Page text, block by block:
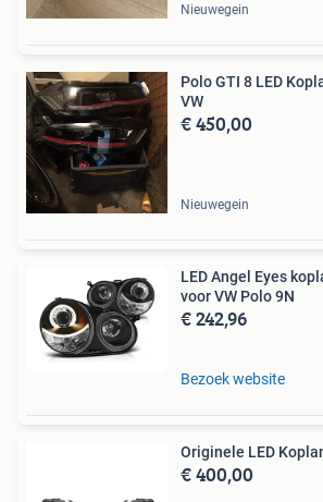
Nieuwegein
Polo GTI 8 LED
VW
€ 450,00
Nieuwegein
LED Angel Eyes
voor VW Polo 9N
€ 242,96
Bezoek website
Originele LED
€ 400,00